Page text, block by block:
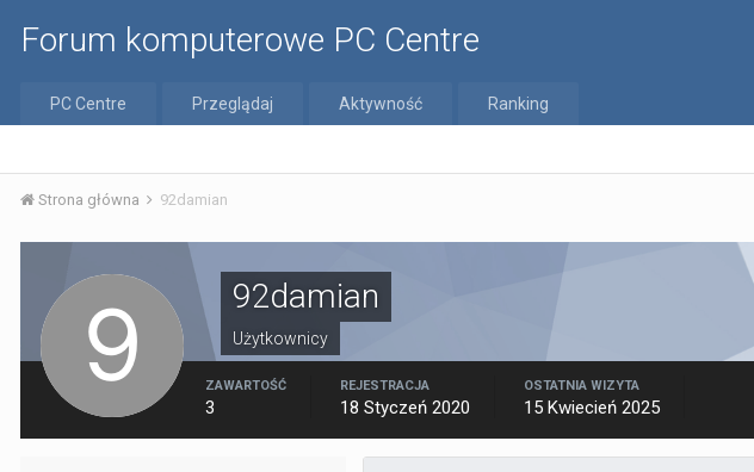
Forum komputerowe PC Centre
PC Centre Przeglądaj Aktywność Ranking
Strona główna 92damian
92damian
Użytkownicy
ZAWARTOŚĆ
3
REJESTRACJA
18 Styczeń 2020
OSTATNIA WIZYTA
15 Kwiecień 2025